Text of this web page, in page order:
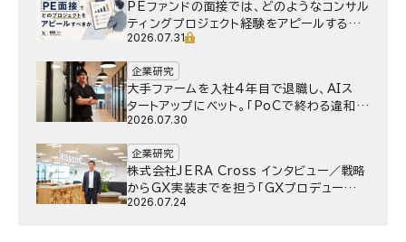
PEファンドの面接では、どのようなコンサル
ティングプロジェクト経験をアピールするべ
きか
2026.07.31
企業研究
大手ファームを入社4年目で退職し、AIス
タートアップにベット。｢PoCで終わる違和
感｣はどうなったのか／Gen-AX株式会社
2026.07.30
企業研究
株式会社JERA Cross インタビュー／戦略
からGX実装までを担う「GXプロデュー
サー」というキャリア
2026.07.24